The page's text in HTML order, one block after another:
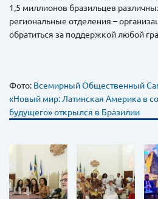
1,5 миллионов бразильцев
региональные отделения –
обратиться за поддержкой любой
Фото: Всемирный Общественный
«Новый мир: Латинская Америка в
будущего» открылся в Бразилии